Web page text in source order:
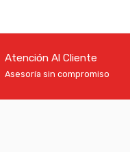
Atención Al Cliente
Asesoría sin compromiso